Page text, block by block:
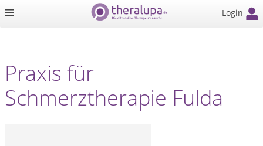
Login
Praxis für
Schmerztherapie Fulda